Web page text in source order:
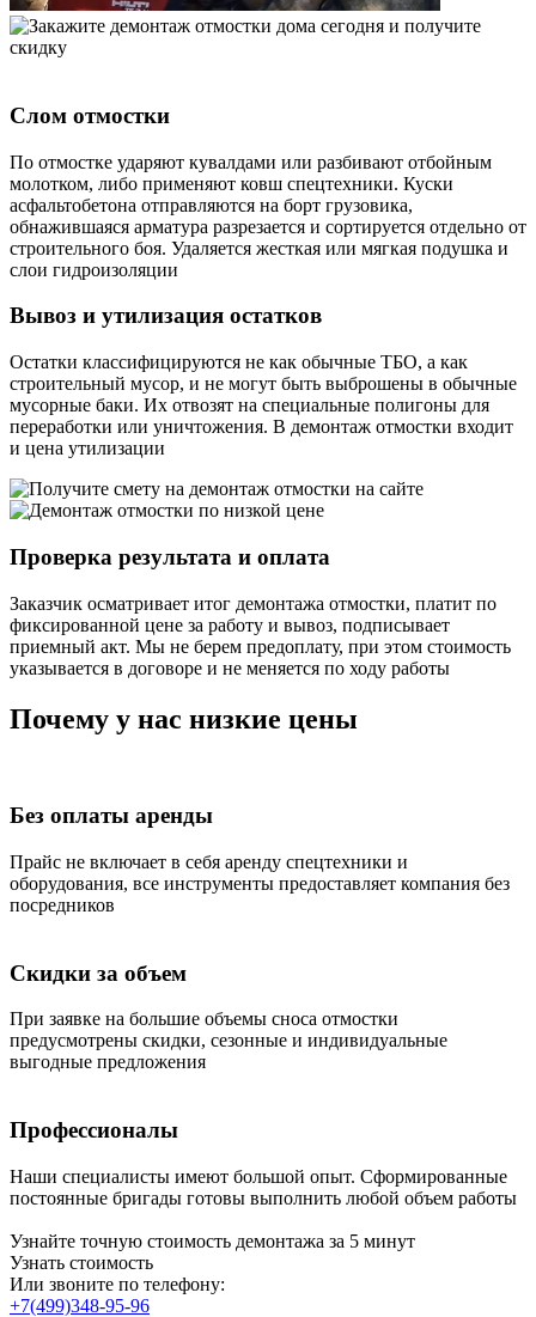
Слом отмостки
По отмостке ударяют кувалдами или разбивают отбойным
молотком, либо применяют ковш спецтехники. Куски
асфальтобетона отправляются на борт грузовика,
обнажившаяся арматура разрезается и сортируется отдельно от
строительного боя. Удаляется жесткая или мягкая подушка и
слои гидроизоляции
Вывоз и утилизация остатков
Остатки классифицируются не как обычные ТБО, а как
строительный мусор, и не могут быть выброшены в обычные
мусорные баки. Их отвозят на специальные полигоны для
переработки или уничтожения. В демонтаж отмостки входит
и цена утилизации
Проверка результата и оплата
Заказчик осматривает итог демонтажа отмостки, платит по
фиксированной цене за работу и вывоз, подписывает
приемный акт. Мы не берем предоплату, при этом стоимость
указывается в договоре и не меняется по ходу работы
Почему у нас низкие цены
Без оплаты аренды
Прайс не включает в себя аренду спецтехники и
оборудования, все инструменты предоставляет компания без
посредников
Скидки за объем
При заявке на большие объемы сноса отмостки
предусмотрены скидки, сезонные и индивидуальные
выгодные предложения
Профессионалы
Наши специалисты имеют большой опыт. Сформированные
постоянные бригады готовы выполнить любой объем работы
Узнайте точную стоимость демонтажа за 5 минут
Узнать стоимость
Или звоните по телефону:
+7(499)348-95-96